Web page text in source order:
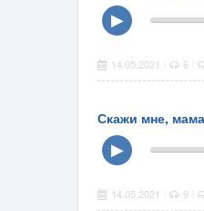
▶
14.05.2021 6
Скажи мне,
▶
14.05.2021 9